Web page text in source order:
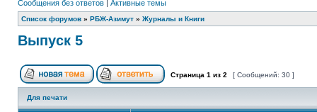
Сообщения без ответов | Активные темы
Список форумов » РБЖ-Азимут » Журналы и Книги
Выпуск 5
Страница 1 из 2 [ Сообщений: 30 ]
Для печати